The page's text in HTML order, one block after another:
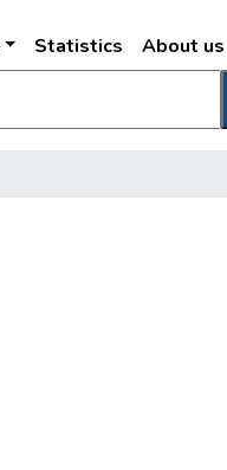
Statistics About us